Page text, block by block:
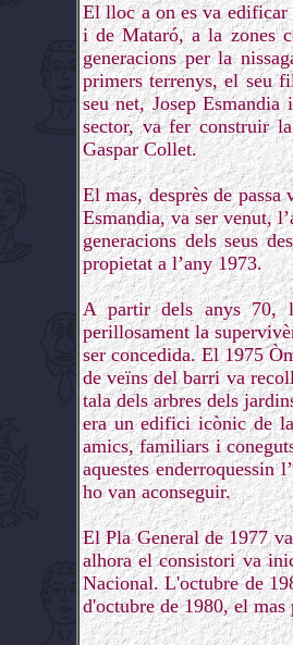
El lloc a on es va edificar
i de Mataró, a la zones
generacions per la
primers terrenys, el seu
seu net, Josep
sector, va fer construir
Gaspar Collet.
El mas, desprès de passa
Esmandia, va ser venut,
generacions dels seus
propietat a l’any 1973.
A partir dels anys 70,
perillosament la
ser concedida. El 1975
de veïns del barri va
tala dels arbres dels
era un edifici icònic de
amics, familiars i
aquestes enderroquessin
ho van aconseguir.
El Pla General de 1977
alhora el consistori va
Nacional. L'octubre de
d'octubre de 1980, el